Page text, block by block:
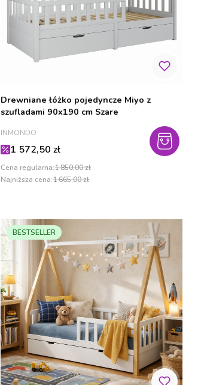
Drewniane łóżko pojedyncze Miyo z
szufladami 90x190 cm Szare
PRODUCENT
INMONDO
Cena promocyjna
1 572,50 zł
Cena regularna:1 850,00 zł
Najniższa cena:1 665,00 zł
BESTSELLER